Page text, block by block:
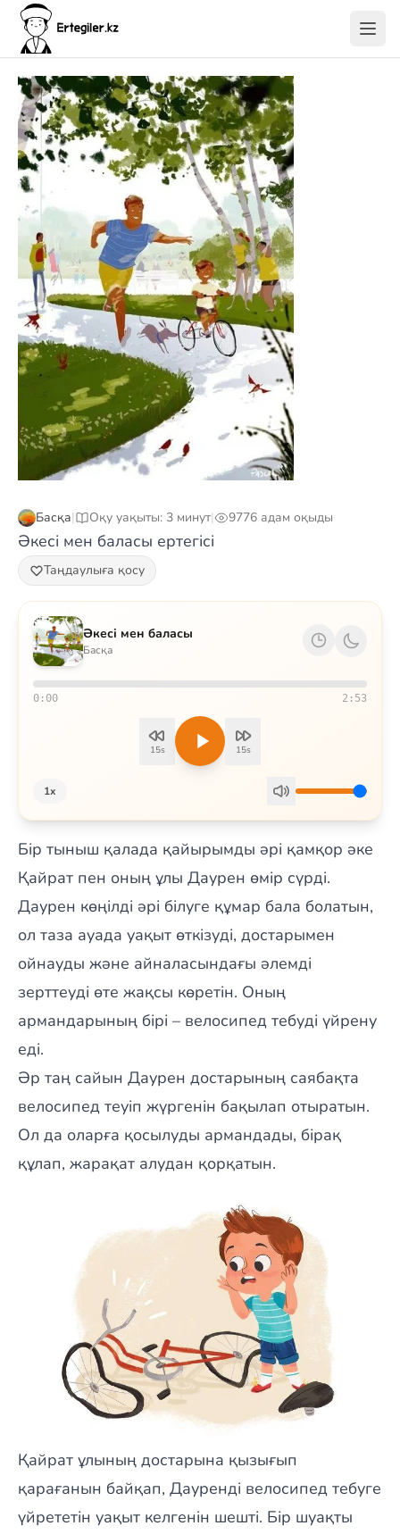
Басқа| Оқу уақыты: 3 минут| 9776 адам оқыды
Әкесі мен баласы ертегісі
Таңдаулыға қосу
Әкесі мен баласы
Басқа
0:00 2:53
15s 15s
1x
Бір тыныш қалада қайырымды әрі қамқор әке
Қайрат пен оның ұлы Даурен өмір сүрді.
Даурен көңілді әрі білуге құмар бала болатын,
ол таза ауада уақыт өткізуді, достарымен
ойнауды және айналасындағы әлемді
зерттеуді өте жақсы көретін. Оның
армандарының бірі – велосипед тебуді үйрену
еді.
Әр таң сайын Даурен достарының саябақта
велосипед теуіп жүргенін бақылап отыратын.
Ол да оларға қосылуды армандады, бірақ
құлап, жарақат алудан қорқатын.
Қайрат ұлының достарына қызығып
қарағанын байқап, Дауренді велосипед тебуге
үйрететін уақыт келгенін шешті. Бір шуақты